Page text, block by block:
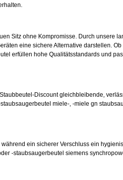
Sitz ohne Kompromisse. Durch unsere
eine sichere Alternative darstellen.
erfüllen hohe Qualitätsstandards und
Discount gleichbleibende,
miele-, -miele gn
ein sicherer Verschluss ein
-staubsaugerbeutel siemens